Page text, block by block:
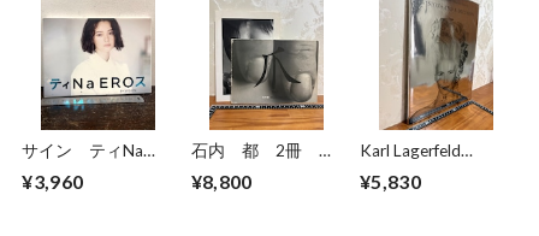
サイン ティNa
玉城ティナ 篠山紀
¥3,960
石内 都 2冊
Hiromi 1955
¥8,800
Karl Lagerfeld
VISIONS AND A
¥5,830